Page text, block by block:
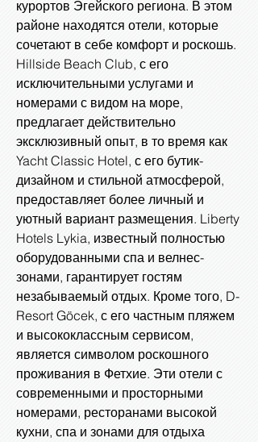
курортов Эгейского региона. В этом
районе находятся отели, которые
сочетают в себе комфорт и роскошь.
Hillside Beach Club, с его
исключительными услугами и
номерами с видом на море,
предлагает действительно
эксклюзивный опыт, в то время как
Yacht Classic Hotel, с его бутик-
дизайном и стильной атмосферой,
предоставляет более личный и
уютный вариант размещения. Liberty
Hotels Lykia, известный полностью
оборудованными спа и велнес-
зонами, гарантирует гостям
незабываемый отдых. Кроме того, D-
Resort Göcek, с его частным пляжем
и высококлассным сервисом,
является символом роскошного
проживания в Фетхие. Эти отели с
современными и просторными
номерами, ресторанами высокой
кухни, спа и зонами для отдыха